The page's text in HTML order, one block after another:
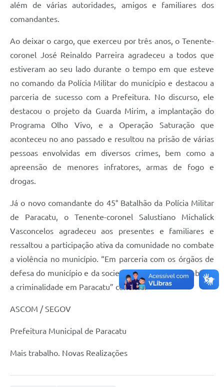
além de várias autoridades, amigos e familiares dos
comandantes.
Ao deixar o cargo, que exerceu por três anos, o Tenente-
coronel José Reinaldo Parreira agradeceu a todos que
estiveram ao seu lado durante o tempo em que esteve
no comando da Polícia Militar do município e destacou a
parceria de sucesso com a Prefeitura. No discurso, ele
destacou o projeto da Guarda Mirim, a implantação do
Programa Olho Vivo, e a Operação Saturação que
aconteceu no ano passado e resultou na prisão de várias
pessoas envolvidas em diversos crimes, bem como a
apreensão de menores infratores, armas de fogo e
drogas.
Já o novo comandante do 45° Batalhão da Polícia Militar
de Paracatu, o Tenente-coronel Salustiano Michalick
Vasconcelos agradeceu aos presentes e familiares e
ressaltou a participação ativa da comunidade no combate
a violência no município. “Em parceria com os órgãos de
defesa do município e da sociedade civil vamos combater
a criminalidade em Paracatu” concluiu.
ASCOM / SEGOV
Prefeitura Municipal de Paracatu
Mais trabalho. Novas Realizações